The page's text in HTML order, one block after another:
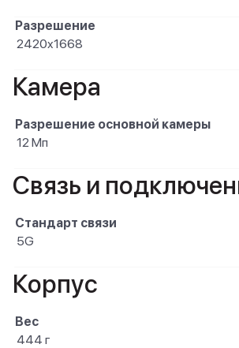
Разрешение
2420x1668
Камера
Разрешение основной камеры
12 Мп
Связь и
Стандарт связи
5G
Корпус
Вес
444 г